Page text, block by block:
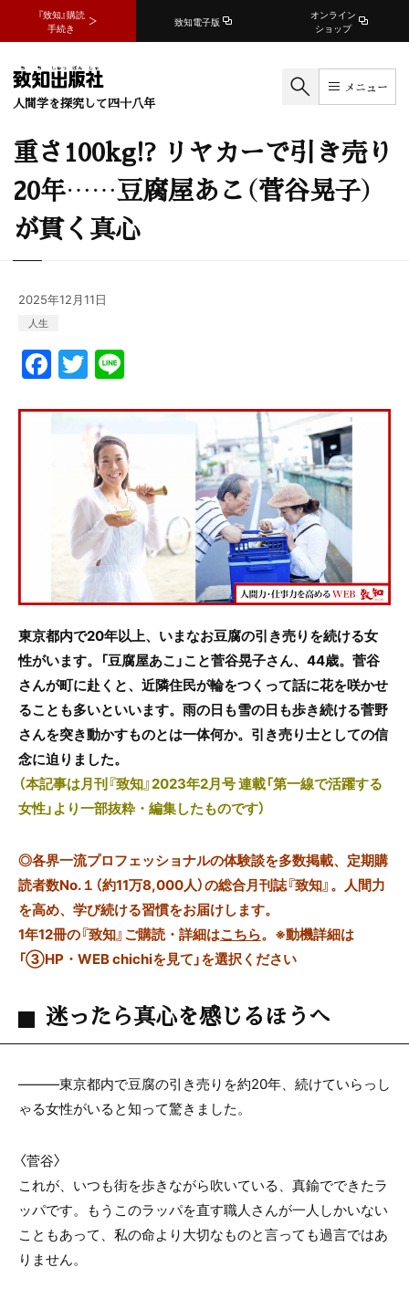
『致知』購読
手続き
致知電子版
オンライン
ショップ
人間学を探究して四十八年
メニュー
重さ100kg!? リヤカーで引き売り
20年……豆腐屋あこ（菅谷晃子）
が貫く真心
2025年12月11日
人生
F
a
c
o
T
w
itt
er
e
東京都内で20年以上、いまなお豆腐の引き売りを続ける女
性がいます。「豆腐屋あこ」こと菅谷晃子さん、44歳。菅谷
さんが町に赴くと、近隣住民が輪をつくって話に花を咲かせ
ることも多いといいます。雨の日も雪の日も歩き続ける菅野
さんを突き動かすものとは一体何か。引き売り士としての信
念に迫りました。
（本記事は月刊『致知』2023年2月号 連載「第一線で活躍する
女性」より一部抜粋・編集したものです）
◎各界一流プロフェッショナルの体験談を多数掲載、定期購
読者数No.１（約11万8,000人）の総合月刊誌『致知』。人間力
を高め、学び続ける習慣をお届けします。
1年12冊の『致知』ご購読・詳細はこちら。 ※動機詳細は
「③HP・WEB chichiを見て」を選択ください
迷ったら真心を感じるほうへ
—――東京都内で豆腐の引き売りを約20年、続けていらっし
ゃる女性がいると知って驚きました。
〈菅谷〉
これが、いつも街を歩きながら吹いている、真鍮でできたラ
ッパです。もうこのラッパを直す職人さんが一人しかいない
こともあって、私の命より大切なものと言っても過言ではあ
りません。